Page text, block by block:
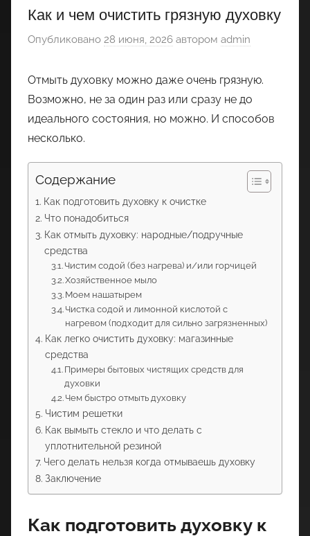
Как и чем очистить грязную духовку
Опубликовано 28 июня, 2026 автором admin
Отмыть духовку можно даже очень грязную.
Возможно, не за один раз или сразу не до
идеального состояния, но можно. И способов
несколько.
Содержание
Как подготовить духовку к очистке
Что понадобиться
Как отмыть духовку: народные/подручные
средства
Чистим содой (без нагрева) и/или горчицей
Хозяйственное мыло
Моем нашатырем
Чистка содой и лимонной кислотой с
нагревом (подходит для сильно загрязненных)
Как легко очистить духовку: магазинные
средства
Примеры бытовых чистящих средств для
духовки
Чем быстро отмыть духовку
Чистим решетки
Как вымыть стекло и что делать с
уплотнительной резиной
Чего делать нельзя когда отмываешь духовку
Заключение
Как подготовить духовку к